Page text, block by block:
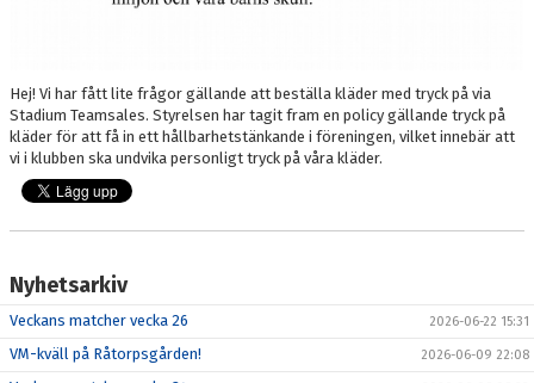
STADIUM
SPELARREGISTRERING
NEWBODY 2026
Hej! Vi har fått lite frågor gällande att beställa kläder med tryck på via
Stadium Teamsales. Styrelsen har tagit fram en policy gällande tryck på
kläder för att få in ett hållbarhetstänkande i föreningen, vilket innebär att
vi i klubben ska undvika personligt tryck på våra kläder.
Nyhetsarkiv
Veckans matcher vecka 26 2026-06-22 15:31
VM-kväll på Råtorpsgården! 2026-06-09 22:08